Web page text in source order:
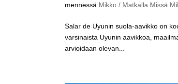
mennessä Mikko / Matkalla Missä
Salar de Uyunin suola-aavikko on
varsinaista Uyunin aavikkoa,
arvioidaan olevan...